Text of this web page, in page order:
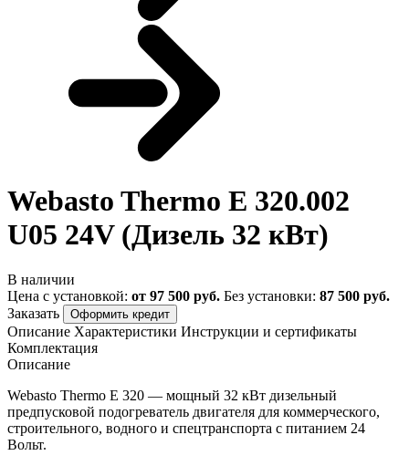
Webasto Thermo E 320.002
U05 24V (Дизель 32 кВт)
В наличии
Цена с установкой: от 97 500 руб. Без установки: 87 500 руб.
Заказать
Оформить кредит
Описание Характеристики Инструкции и сертификаты
Комплектация
Описание
Webasto Thermo E 320 — мощный 32 кВт дизельный
предпусковой подогреватель двигателя для коммерческого,
строительного, водного и спецтранспорта с питанием 24
Вольт.